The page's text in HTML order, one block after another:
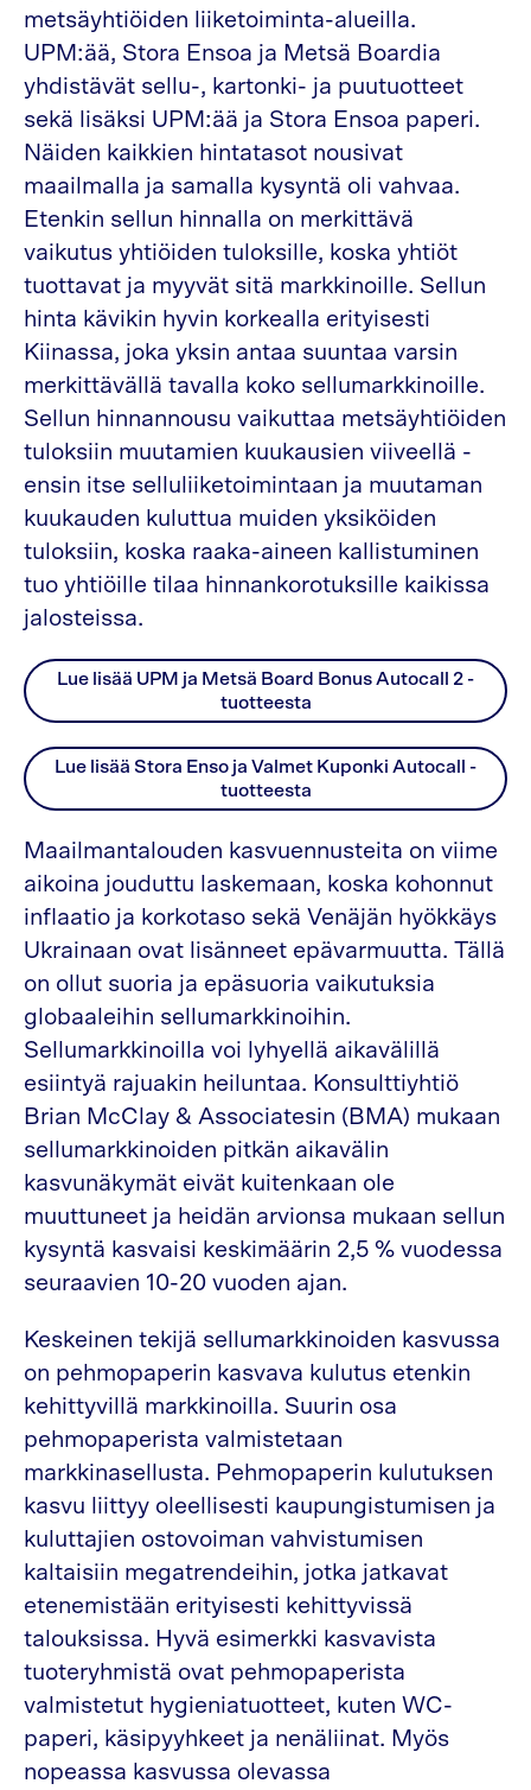
metsäyhtiöiden liiketoiminta-alueilla.
UPM:ää, Stora Ensoa ja Metsä Boardia
yhdistävät sellu-, kartonki- ja puutuotteet
sekä lisäksi UPM:ää ja Stora Ensoa paperi.
Näiden kaikkien hintatasot nousivat
maailmalla ja samalla kysyntä oli vahvaa.
Etenkin sellun hinnalla on merkittävä
vaikutus yhtiöiden tuloksille, koska yhtiöt
tuottavat ja myyvät sitä markkinoille. Sellun
hinta kävikin hyvin korkealla erityisesti
Kiinassa, joka yksin antaa suuntaa varsin
merkittävällä tavalla koko sellumarkkinoille.
Sellun hinnannousu vaikuttaa metsäyhtiöiden
tuloksiin muutamien kuukausien viiveellä -
ensin itse selluliiketoimintaan ja muutaman
kuukauden kuluttua muiden yksiköiden
tuloksiin, koska raaka-aineen kallistuminen
tuo yhtiöille tilaa hinnankorotuksille kaikissa
jalosteissa.
Lue lisää UPM ja Metsä Board Bonus Autocall 2 -
tuotteesta
Lue lisää Stora Enso ja Valmet Kuponki Autocall -
tuotteesta
Maailmantalouden kasvuennusteita on viime
aikoina jouduttu laskemaan, koska kohonnut
inflaatio ja korkotaso sekä Venäjän hyökkäys
Ukrainaan ovat lisänneet epävarmuutta. Tällä
on ollut suoria ja epäsuoria vaikutuksia
globaaleihin sellumarkkinoihin.
Sellumarkkinoilla voi lyhyellä aikavälillä
esiintyä rajuakin heiluntaa. Konsulttiyhtiö
Brian McClay & Associatesin (BMA) mukaan
sellumarkkinoiden pitkän aikavälin
kasvunäkymät eivät kuitenkaan ole
muuttuneet ja heidän arvionsa mukaan sellun
kysyntä kasvaisi keskimäärin 2,5 % vuodessa
seuraavien 10-20 vuoden ajan.
Keskeinen tekijä sellumarkkinoiden kasvussa
on pehmopaperin kasvava kulutus etenkin
kehittyvillä markkinoilla. Suurin osa
pehmopaperista valmistetaan
markkinasellusta. Pehmopaperin kulutuksen
kasvu liittyy oleellisesti kaupungistumisen ja
kuluttajien ostovoiman vahvistumisen
kaltaisiin megatrendeihin, jotka jatkavat
etenemistään erityisesti kehittyvissä
talouksissa. Hyvä esimerkki kasvavista
tuoteryhmistä ovat pehmopaperista
valmistetut hygieniatuotteet, kuten WC-
paperi, käsipyyhkeet ja nenäliinat. Myös
nopeassa kasvussa olevassa